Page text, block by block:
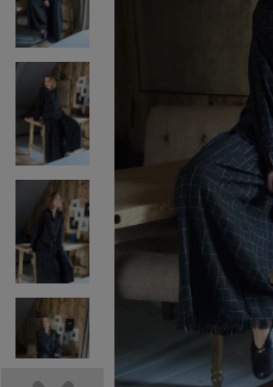
Sukienka Judi Stripe Różowo-Czerwona
POWIADOM O DOSTĘPNOŚCI